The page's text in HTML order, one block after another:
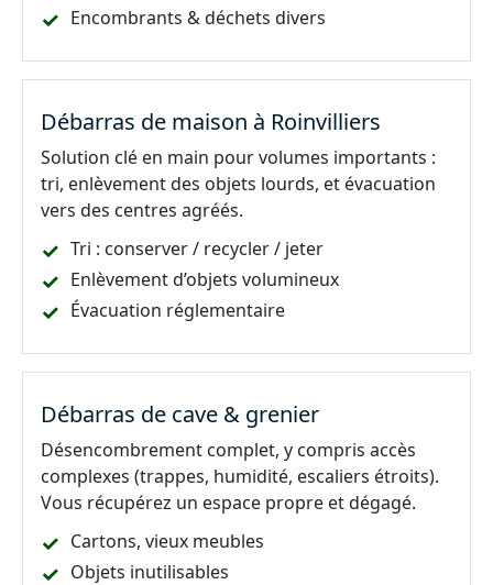
Encombrants & déchets divers
Débarras de maison à Roinvilliers
Solution clé en main pour volumes importants :
tri, enlèvement des objets lourds, et évacuation
vers des centres agréés.
Tri : conserver / recycler / jeter
Enlèvement d’objets volumineux
Évacuation réglementaire
Débarras de cave & grenier
Désencombrement complet, y compris accès
complexes (trappes, humidité, escaliers étroits).
Vous récupérez un espace propre et dégagé.
Cartons, vieux meubles
Objets inutilisables